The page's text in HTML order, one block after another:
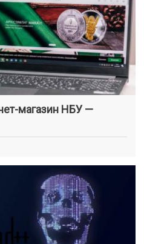
магазин НБУ —